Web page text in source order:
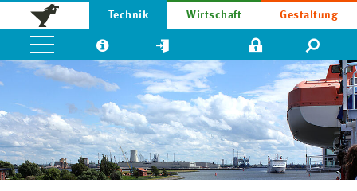
Technik Wirtschaft Gestaltung